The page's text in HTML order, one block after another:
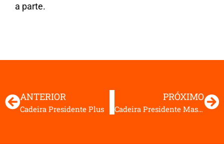
a parte.
ANTERIOR
Cadeira Presidente Plus
PRÓXIMO
Cadeira Presidente Master